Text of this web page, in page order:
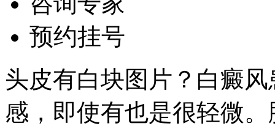
预约挂号
头皮有白块图片？白癜
感，即使有也是很轻微